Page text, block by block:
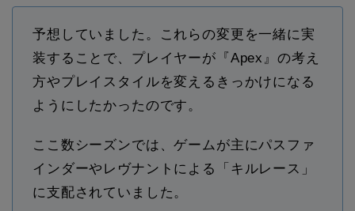
予想していました。これらの変更を一緒に実
装することで、プレイヤーが『Apex』の考え
方やプレイスタイルを変えるきっかけになる
ようにしたかったのです。
ここ数シーズンでは、ゲームが主にパスファ
インダーやレヴナントによる「キルレース」
に支配されていました。